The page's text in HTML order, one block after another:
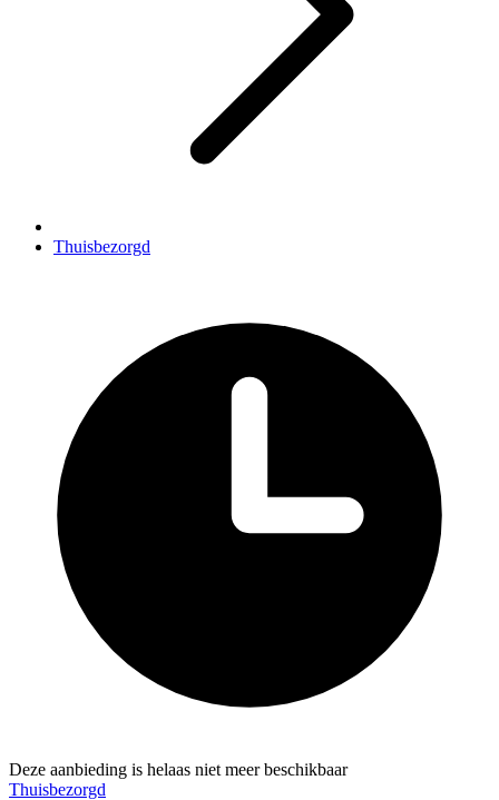
Thuisbezorgd
Deze aanbieding is helaas niet meer beschikbaar
Thuisbezorgd